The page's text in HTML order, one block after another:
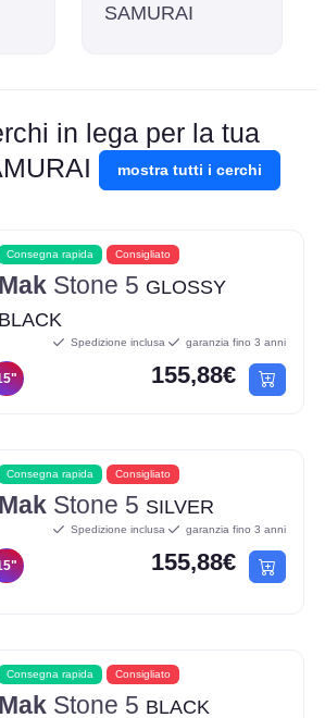
SAMURAI
in lega per la tua
mostra tutti i cerchi
Consegna rapida Consigliato
Mak Stone 5 GLOSSY
BLACK
Spedizione inclusa garanzia fino 3 anni
155,88€
Consegna rapida Consigliato
Mak Stone 5 SILVER
Spedizione inclusa garanzia fino 3 anni
155,88€
Consegna rapida Consigliato
Mak Stone 5 BLACK